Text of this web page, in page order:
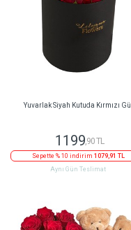
Yuvarlak Siyah Kutuda Kırmızı Gül
1199 ,90 TL
Sepette % 10 indirim 1079,91 TL
Aynı Gün Teslimat